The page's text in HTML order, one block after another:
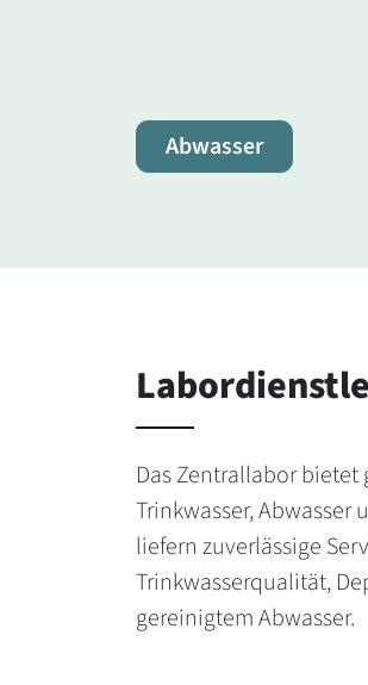
Abwasser
Das Zentrallabor
Trinkwasser, Abwasser
liefern zuverlässige
Trinkwasserqualität,
gereinigtem Abwasser.